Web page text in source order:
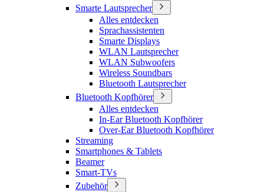
Smarte Lautsprecher
Alles entdecken
Sprachassistenten
Smarte Displays
WLAN Lautsprecher
WLAN Subwoofers
Wireless Soundbars
Bluetooth Lautsprecher
Bluetooth Kopfhörer
Alles entdecken
In-Ear Bluetooth Kopfhörer
Over-Ear Bluetooth Kopfhörer
Streaming
Smartphones & Tablets
Beamer
Smart-TVs
Zubehör